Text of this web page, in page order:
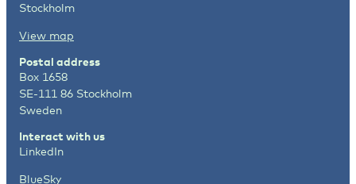
Stockholm
View map
Postal address
Box 1658
SE-111 86 Stockholm
Sweden
Interact with us
LinkedIn
BlueSky